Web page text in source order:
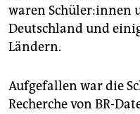
waren Schü­le­r:in­nen
Deutschland und
Ländern.
Aufgefallen war die
Recherche von BR-